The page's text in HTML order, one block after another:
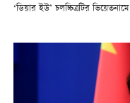
‘ডিয়ার ইউ’ চলচ্চিত্রটির